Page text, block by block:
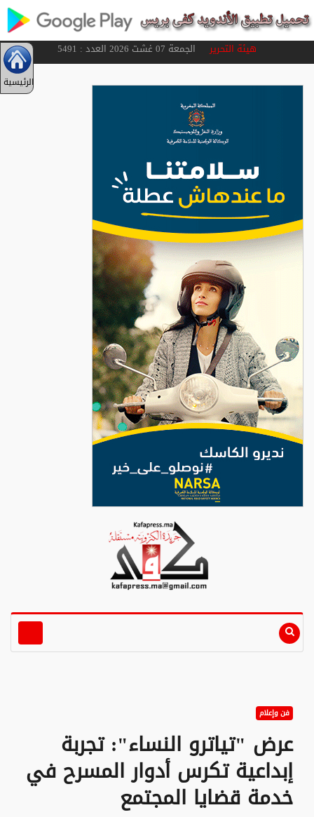
هيئة التحريرالجمعة 07 غشت 2026 العدد : 5491
الرئيسية
فن وإعلام
عرض "تياترو النساء": تجربة
إبداعية تكرس أدوار المسرح في
خدمة قضايا المجتمع